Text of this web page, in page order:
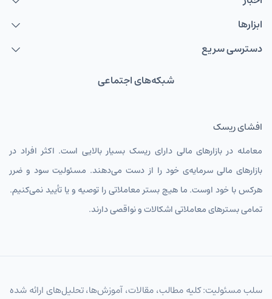
ابزارها
دسترسی سریع
شبکه‌های اجتماعی
افشای ریسک
معامله در بازارهای مالی دارای ریسک بسیار بالایی است. اکثر افراد در
بازارهای مالی سرمایه‌ی خود را از دست می‌دهند. مسئولیت سود و ضرر
هرکس با خود اوست. ما هیچ بستر معاملاتی را توصیه و یا تأیید نمی‌کنیم.
تمامی بسترهای معاملاتی اشکالات و نواقصی دارند.
سلب مسئولیت: کلیه مطالب، مقالات، آموزش‌ها، تحلیل‌های ارائه شده